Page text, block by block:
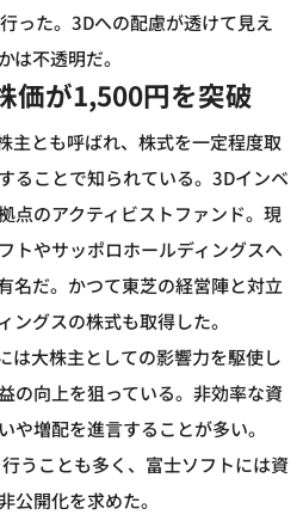
った。3Dへの配慮が透けて見え
は不透明だ。
価が1,500円を突破
主とも呼ばれ、株式を一定程度取
ることで知られている。3Dインベ
点のアクティビストファンド。現
トやサッポロホールディングスへ
名だ。かつて東芝の経営陣と対立
ングスの株式も取得した。
は大株主としての影響力を駆使し
の向上を狙っている。非効率な資
や増配を進言することが多い。
うことも多く、富士ソフトには資
公開化を求めた。